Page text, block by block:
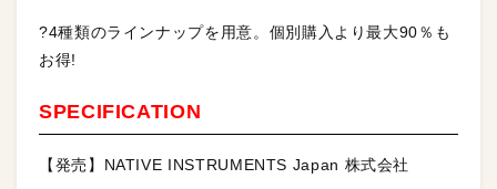
?4種類のラインナップを用意。個別購入より最大90％も
お得!
SPECIFICATION
【発売】NATIVE INSTRUMENTS Japan 株式会社